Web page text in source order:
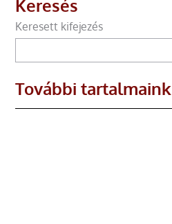
Keresés
Keresett kifejezés
További tartalmaink